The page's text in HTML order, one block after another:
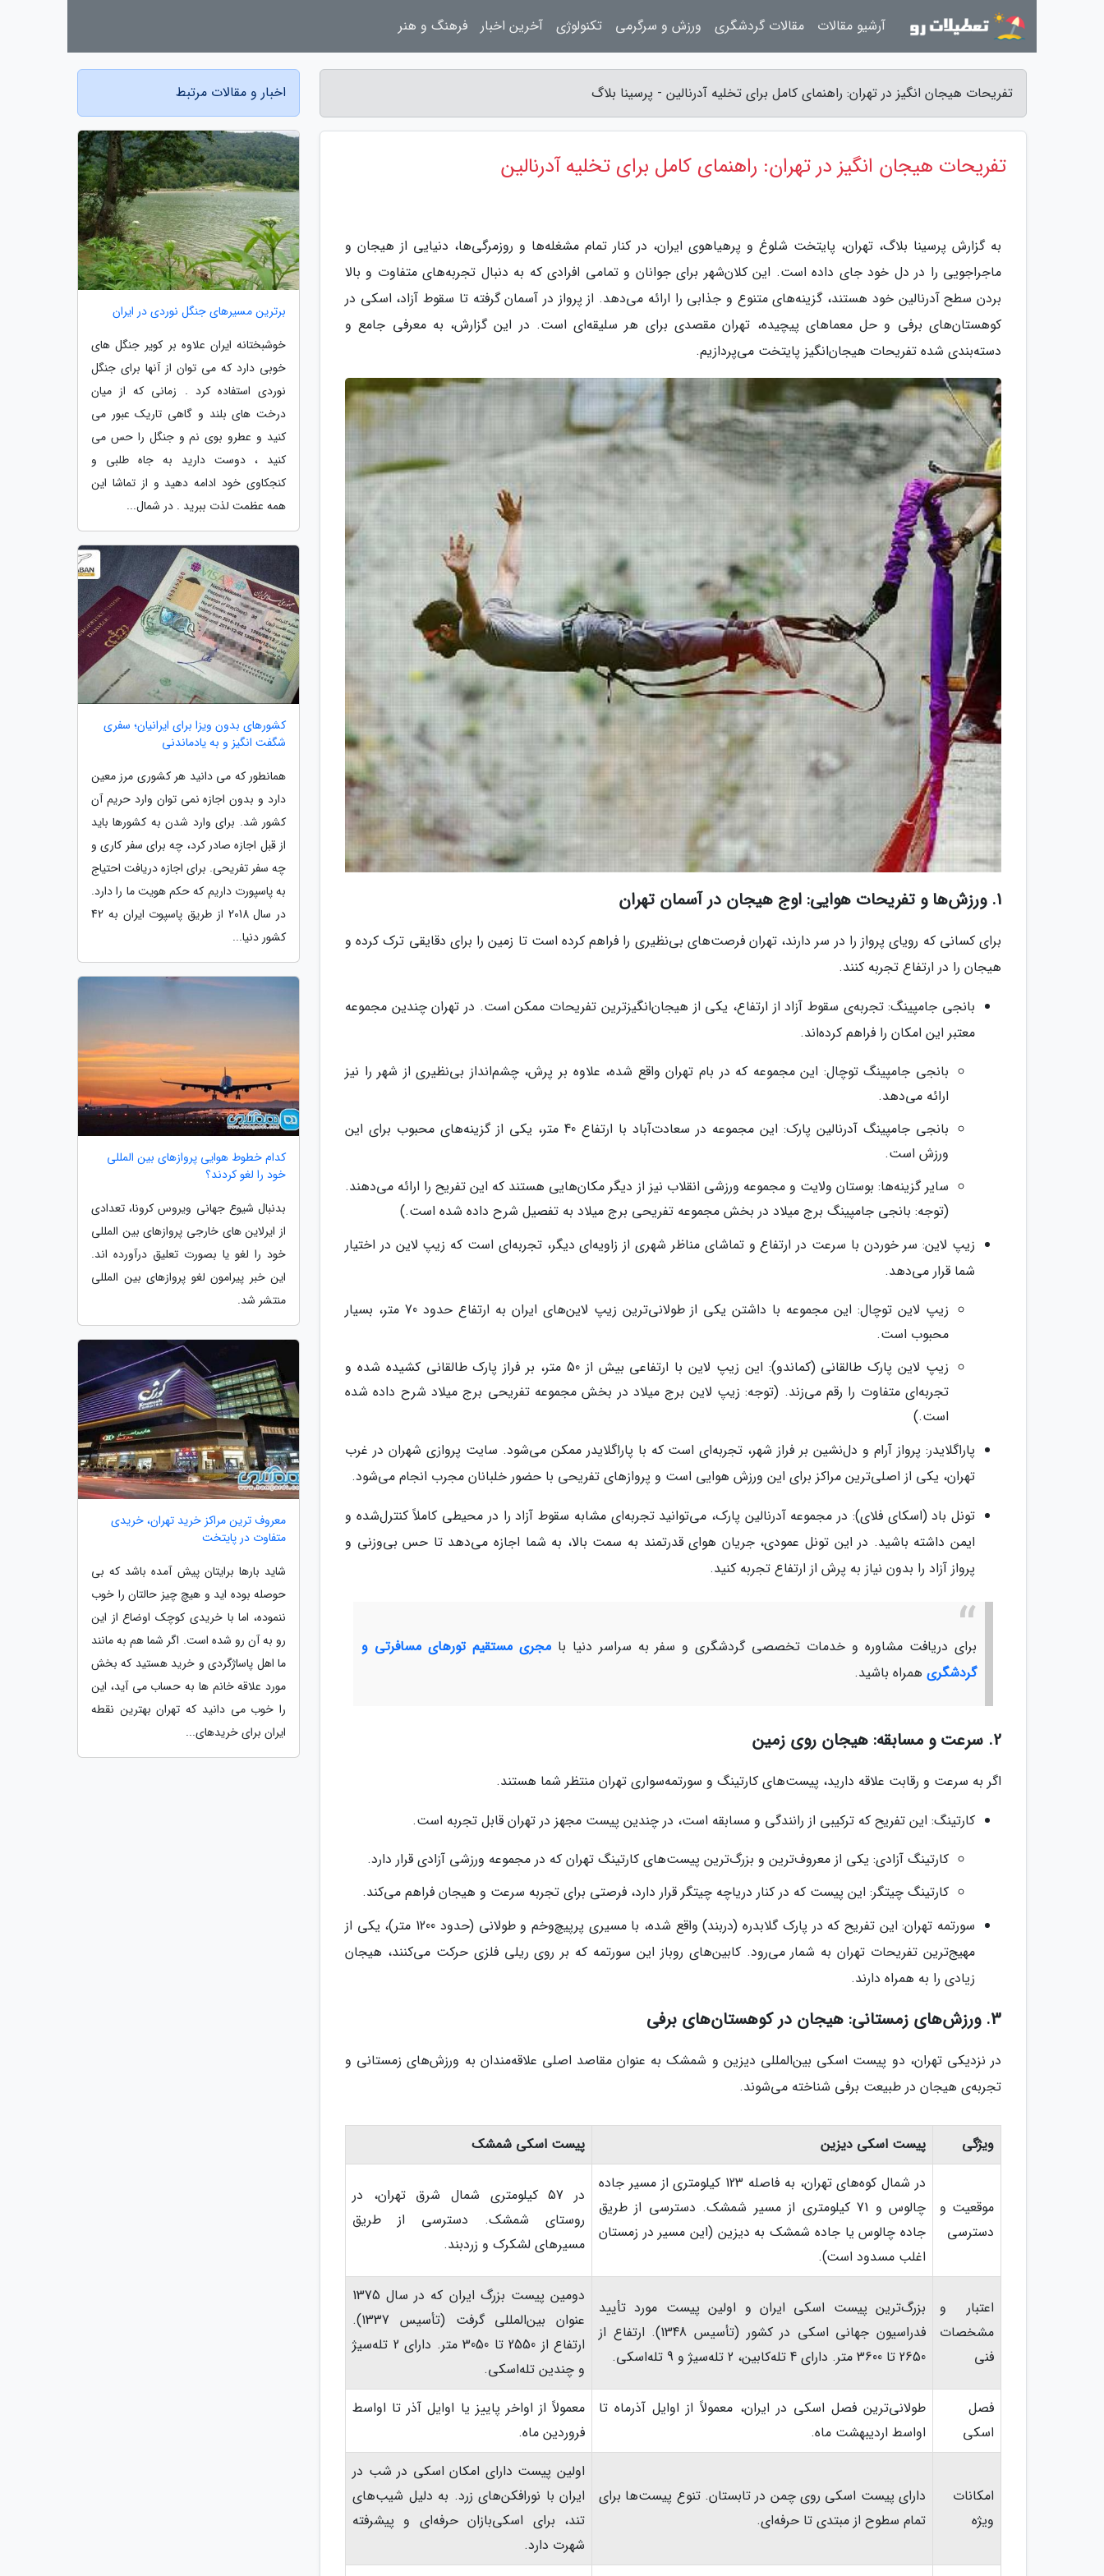
تفریحات هیجان انگیز در تهران: راهنمای کامل برای تخلیه آدرنالین - پرسینا بلاگ
تفریحات هیجان انگیز در تهران: راهنمای کامل برای تخلیه آدرنالین
به گزارش پرسینا بلاگ، تهران، پایتخت شلوغ و پرهیاهوی ایران، در کنار تمام مشغله‌ها و روزمرگی‌ها، دنیایی از هیجان و
ماجراجویی را در دل خود جای داده است. این کلان‌شهر برای جوانان و تمامی افرادی که به دنبال تجربه‌های متفاوت و بالا
بردن سطح آدرنالین خود هستند، گزینه‌های متنوع و جذابی را ارائه می‌دهد. از پرواز در آسمان گرفته تا سقوط آزاد، اسکی در
کوهستان‌های برفی و حل معماهای پیچیده، تهران مقصدی برای هر سلیقه‌ای است. در این گزارش، به معرفی جامع و
دسته‌بندی شده تفریحات هیجان‌انگیز پایتخت می‌پردازیم.
1. ورزش‌ها و تفریحات هوایی: اوج هیجان در آسمان تهران
برای کسانی که رویای پرواز را در سر دارند، تهران فرصت‌های بی‌نظیری را فراهم کرده است تا زمین را برای دقایقی ترک کرده و
هیجان را در ارتفاع تجربه کنند.
بانجی جامپینگ: تجربه‌ی سقوط آزاد از ارتفاع، یکی از هیجان‌انگیزترین تفریحات ممکن است. در تهران چندین مجموعه
معتبر این امکان را فراهم کرده‌اند.
بانجی جامپینگ توچال: این مجموعه که در بام تهران واقع شده، علاوه بر پرش، چشم‌انداز بی‌نظیری از شهر را نیز
ارائه می‌دهد.
بانجی جامپینگ آدرنالین پارک: این مجموعه در سعادت‌آباد با ارتفاع 40 متر، یکی از گزینه‌های محبوب برای این
ورزش است.
سایر گزینه‌ها: بوستان ولایت و مجموعه ورزشی انقلاب نیز از دیگر مکان‌هایی هستند که این تفریح را ارائه می‌دهند.
(توجه: بانجی جامپینگ برج میلاد در بخش مجموعه تفریحی برج میلاد به تفصیل شرح داده شده است.)
زیپ لاین: سر خوردن با سرعت در ارتفاع و تماشای مناظر شهری از زاویه‌ای دیگر، تجربه‌ای است که زیپ لاین در اختیار
شما قرار می‌دهد.
زیپ لاین توچال: این مجموعه با داشتن یکی از طولانی‌ترین زیپ لاین‌های ایران به ارتفاع حدود 70 متر، بسیار
محبوب است.
زیپ لاین پارک طالقانی (کماندو): این زیپ لاین با ارتفاعی بیش از 50 متر، بر فراز پارک طالقانی کشیده شده و
تجربه‌ای متفاوت را رقم می‌زند. (توجه: زیپ لاین برج میلاد در بخش مجموعه تفریحی برج میلاد شرح داده شده
است.)
پاراگلایدر: پرواز آرام و دل‌نشین بر فراز شهر، تجربه‌ای است که با پاراگلایدر ممکن می‌شود. سایت پروازی شهران در غرب
تهران، یکی از اصلی‌ترین مراکز برای این ورزش هوایی است و پروازهای تفریحی با حضور خلبانان مجرب انجام می‌شود.
تونل باد (اسکای فلای): در مجموعه آدرنالین پارک، می‌توانید تجربه‌ای مشابه سقوط آزاد را در محیطی کاملاً کنترل‌شده و
ایمن داشته باشید. در این تونل عمودی، جریان هوای قدرتمند به سمت بالا، به شما اجازه می‌دهد تا حس بی‌وزنی و
پرواز آزاد را بدون نیاز به پرش از ارتفاع تجربه کنید.
برای دریافت مشاوره و خدمات تخصصی گردشگری و سفر به سراسر دنیا بامجری مستقیم تورهای مسافرتی و
گردشگری همراه باشید.
2. سرعت و مسابقه: هیجان روی زمین
اگر به سرعت و رقابت علاقه دارید، پیست‌های کارتینگ و سورتمه‌سواری تهران منتظر شما هستند.
کارتینگ: این تفریح که ترکیبی از رانندگی و مسابقه است، در چندین پیست مجهز در تهران قابل تجربه است.
کارتینگ آزادی: یکی از معروف‌ترین و بزرگ‌ترین پیست‌های کارتینگ تهران که در مجموعه ورزشی آزادی قرار دارد.
کارتینگ چیتگر: این پیست که در کنار دریاچه چیتگر قرار دارد، فرصتی برای تجربه سرعت و هیجان فراهم می‌کند.
سورتمه تهران: این تفریح که در پارک گلابدره (دربند) واقع شده، با مسیری پرپیچ‌وخم و طولانی (حدود 1200 متر)، یکی از
مهیج‌ترین تفریحات تهران به شمار می‌رود. کابین‌های روباز این سورتمه که بر روی ریلی فلزی حرکت می‌کنند، هیجان
زیادی را به همراه دارند.
3. ورزش‌های زمستانی: هیجان در کوهستان‌های برفی
در نزدیکی تهران، دو پیست اسکی بین‌المللی دیزین و شمشک به عنوان مقاصد اصلی علاقه‌مندان به ورزش‌های زمستانی و
تجربه‌ی هیجان در طبیعت برفی شناخته می‌شوند.
ویژگی پیست اسکی دیزین پیست اسکی شمشک
موقعیت و
دسترسی
در شمال کوه‌های تهران، به فاصله 123 کیلومتری از مسیر جاده
چالوس و 71 کیلومتری از مسیر شمشک. دسترسی از طریق
جاده چالوس یا جاده شمشک به دیزین (این مسیر در زمستان
اغلب مسدود است).
در 57 کیلومتری شمال شرق تهران، در
روستای شمشک. دسترسی از طریق
مسیرهای لشکرک و زردبند.
اعتبار و
مشخصات
فنی
بزرگ‌ترین پیست اسکی ایران و اولین پیست مورد تأیید
فدراسیون جهانی اسکی در کشور (تأسیس 1348). ارتفاع از
2650 تا 3600 متر. دارای 4 تله‌کابین، 2 تله‌سیژ و 9 تله‌اسکی.
دومین پیست بزرگ ایران که در سال 1375
عنوان بین‌المللی گرفت (تأسیس 1337).
ارتفاع از 2550 تا 3050 متر. دارای 2 تله‌سیژ
و چندین تله‌اسکی.
فصل
اسکی
طولانی‌ترین فصل اسکی در ایران، معمولاً از اوایل آذرماه تا
اواسط اردیبهشت ماه.
معمولاً از اواخر پاییز یا اوایل آذر تا اواسط
فروردین ماه.
امکانات
ویژه
دارای پیست اسکی روی چمن در تابستان. تنوع پیست‌ها برای
تمام سطوح از مبتدی تا حرفه‌ای.
اولین پیست دارای امکان اسکی در شب در
ایران با نورافکن‌های زرد. به دلیل شیب‌های
تند، برای اسکی‌بازان حرفه‌ای و پیشرفته
شهرت دارد.
اخبار و مقالات مرتبط
برترین مسیرهای جنگل نوردی در ایران
خوشبختانه ایران علاوه بر کویر جنگل های
خوبی دارد که می توان از آنها برای جنگل
نوردی استفاده کرد . زمانی که از میان
درخت های بلند و گاهی تاریک عبور می
کنید و عطرو بوی نم و جنگل را حس می
کنید ، دوست دارید به جاه طلبی و
کنجکاوی خود ادامه دهید و از تماشا این
همه عظمت لذت ببرید . در شمال...
کشورهای بدون ویزا برای ایرانیان؛ سفری
شگفت انگیز و به یادماندنی
همانطور که می دانید هر کشوری مرز معین
دارد و بدون اجازه نمی توان وارد حریم آن
کشور شد. برای وارد شدن به کشورها باید
از قبل اجازه صادر کرد، چه برای سفر کاری و
چه سفر تفریحی. برای اجازه دریافت احتیاج
به پاسپورت داریم که حکم هویت ما را دارد.
در سال 2018 از طریق پاسپوت ایران به 42
کشور دنیا...
کدام خطوط هوایی پروازهای بین المللی
خود را لغو کردند؟
بدنبال شیوع جهانی ویروس کرونا، تعدادی
از ایرلاین های خارجی پروازهای بین المللی
خود را لغو یا بصورت تعلیق درآورده اند.
این خبر پیرامون لغو پروازهای بین المللی
منتشر شد.
معروف ترین مراکز خرید تهران، خریدی
متفاوت در پایتخت
شاید بارها برایتان پیش آمده باشد که بی
حوصله بوده اید و هیچ چیز حالتان را خوب
ننموده، اما با خریدی کوچک اوضاع از این
رو به آن رو شده است. اگر شما هم به مانند
ما اهل پاساژگردی و خرید هستید که بخش
مورد علاقه خانم ها به حساب می آید، این
را خوب می دانید که تهران بهترین نقطه
ایران برای خریدهای...
آرشیو مقالات مقالات گردشگری ورزش و سرگرمی تکنولوژی آخرین اخبار فرهنگ و هنر